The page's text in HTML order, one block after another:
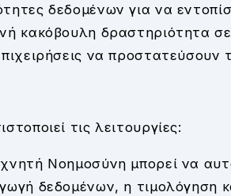
δεδομένων για να
κακόβουλη δραστηριότητα
να
τις λειτουργίες:
Νοημοσύνη μπορεί να
δεδομένων, η τιμολόγηση